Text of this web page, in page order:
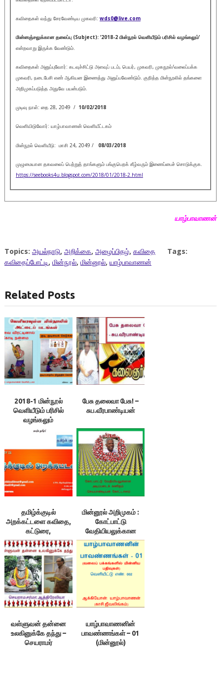
கவிதைகள் வந்து சேரவேண்டிய முகவரி: wds0@live.com
மின்னஞ்சலுக்கான தலைப்பு (Subject): ‘2018-2 மின்நூல் வெளியீடும் பரிசில் வழங்கலும்‘
என்றவாறு இருக்க வேண்டும்.
கவிதைகள் அனுப்புவோர்: கடவுச்சிட்டு அளவுப் படம், பெயர், முகவரி, முகநூல்/வலைப்பக்க
முகவரி, நடைபேசி எண் ஆகியன இணைத்து அனுப்பவேண்டும். குறித்த மின்நூலில் தங்களை
அறிமுகப்படுத்த அதுவே பயன்படும்.
முடிவு நாள்: தை 28, 2049 / 10/02/2018
வெளியிடுவோர்: யாழ்பாவாணன் வெளியீட்டகம்
மின்நூல் வெளியீடு: மாசி 24, 2049 / 08/03/2018
முழுமையான தகவலைப் பெற்றுத் தாங்களும் பங்குபெறக் கீழ்வரும் இணைப்பைச் சொடுக்குக.
https://seebooks4u.blogspot.com/2018/01/2018-2.html
யாழ்பாவாணன்
Topics: அயல்நாடு, அறிக்கை, அழைப்பிதழ், கவிதை
Tags:
கவிதைப்போட்டி, மின்நூல், மின்னூல், யாழ்பாவாணன்
Related Posts
2018-1 மின்நூல்
வெளியீடும் பரிசில்
வழங்கலும்
பேசு தலைவா பேசு! –
சுப.வீரபாண்டியன்
தமிழ்க்குடில்
அறக்கட்டளை கவிதை,
கட்டுரை,
பெண்களுக்கான
போட்டிகள்
மின்னூல் அறிமுகம் :
கோட்பாட்டு
வேதியியலுக்கான
அடிப்படைக் கணிதம்
வள்ளுவன் தன்னை
உலகினுக்கே தந்து –
செயராமர்
யாழ்பாவாணனின்
பாவண்ணங்கள் – 01
(மின்னூல்)